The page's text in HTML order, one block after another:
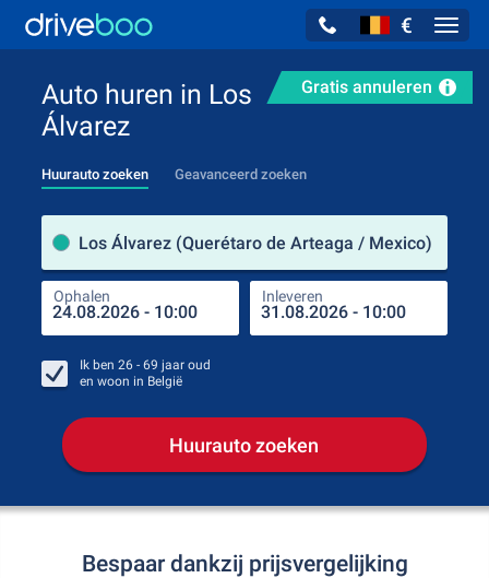
€
Gratis annuleren
Auto huren in Los
Álvarez
Huurauto zoeken Geavanceerd zoeken
Los Álvarez (Querétaro de Arteaga / Mexico)
Ophalen Inleveren
Ik ben 26 - 69 jaar oud
en woon in België
Huurauto zoeken
Bespaar dankzij prijsvergelijking